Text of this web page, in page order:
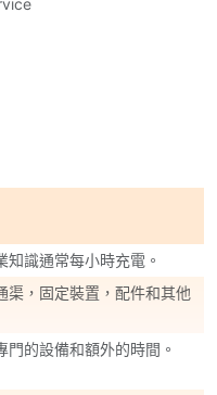
知識通常每小時充電。
渠，固定裝置，配件和其他
門的設備和額外的時間。